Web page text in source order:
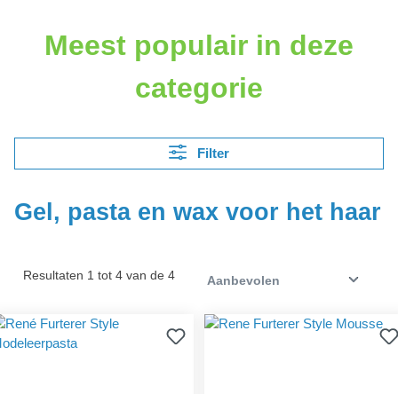
Meest populair in deze
categorie
Filter
Gel, pasta en wax voor het haar
Resultaten 1 tot 4 van de 4